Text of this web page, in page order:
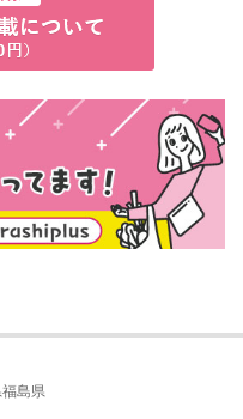
福島県